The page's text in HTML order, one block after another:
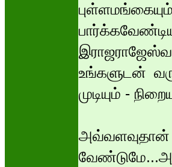
உங்களுடன்
முடியும் -